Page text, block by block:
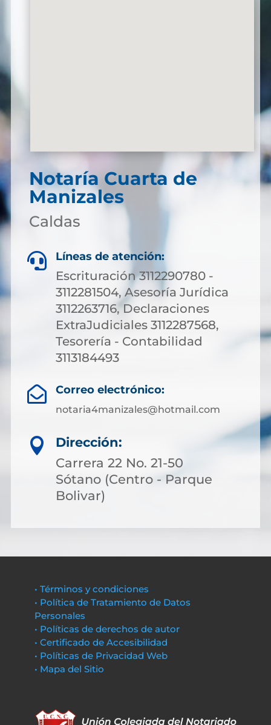
Notaría Cuarta de
Manizales
Caldas
 Líneas de atención:
Escrituración 3112290780 -
3112281504, Asesoría Jurídica
3112263716, Declaraciones
ExtraJudiciales 3112287568,
Tesorería - Contabilidad
3113184493
 Correo electrónico:
notaria4manizales@hotmail.com

Dirección:
Carrera 22 No. 21-50
Sótano (Centro - Parque
Bolivar)
• Términos y condiciones
• Política de Tratamiento de Datos
Personales
• Políticas de derechos de autor
• Certificado de Accesibilidad
• Políticas de Privacidad Web
• Mapa del Sitio